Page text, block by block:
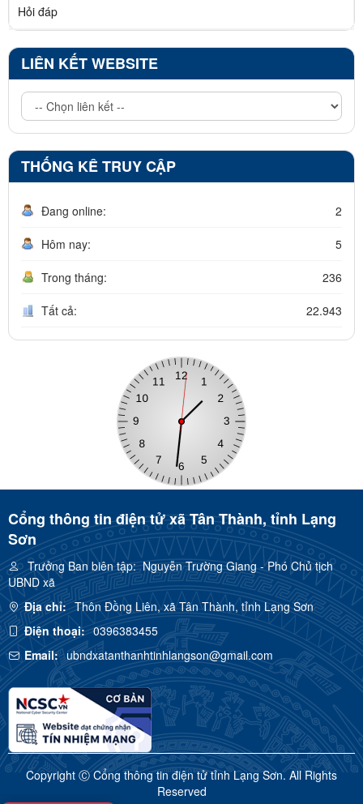
Hỏi đáp
LIÊN KẾT WEBSITE
THỐNG KÊ TRUY CẬP
Đang online: 2
Hôm nay: 5
Trong tháng: 236
Tất cả: 22.943
Cổng thông tin điện tử xã Tân Thành, tỉnh Lạng
Sơn
Trưởng Ban biên tập:Nguyễn Trường Giang - Phó Chủ tịch
UBND xã
Địa chỉ: Thôn Đồng Liên, xã Tân Thành, tỉnh Lạng Sơn
Điện thoại: 0396383455
Email: ubndxatanthanhtinhlangson@gmail.com
Copyright Ⓒ Cổng thông tin điện tử tỉnh Lạng Sơn. All Rights
Reserved